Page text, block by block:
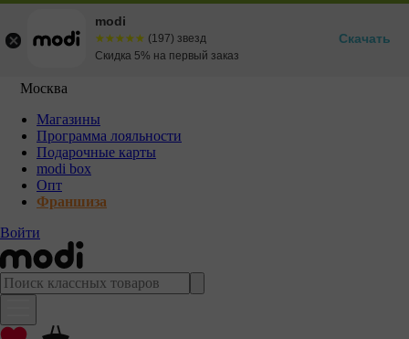
Москва
Магазины
Программа лояльности
Подарочные карты
modi box
Опт
Франшиза
Войти
modi
☆☆☆☆☆
★★★★★ (197) звезд
Скидка 5% на первый заказ
Скачать